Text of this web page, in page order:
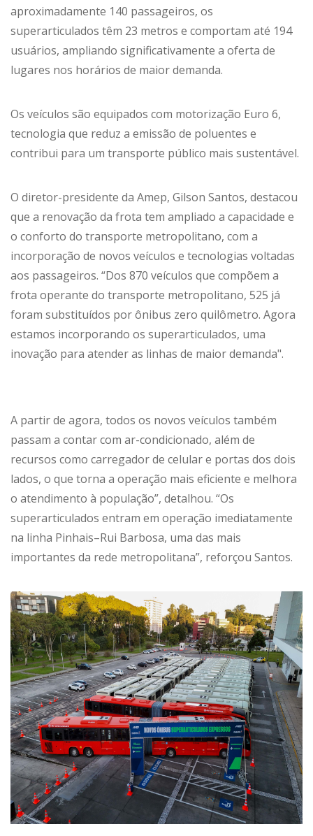
aproximadamente 140 passageiros, os
superarticulados têm 23 metros e comportam até 194
usuários, ampliando significativamente a oferta de
lugares nos horários de maior demanda.
Os veículos são equipados com motorização Euro 6,
tecnologia que reduz a emissão de poluentes e
contribui para um transporte público mais sustentável.
O diretor-presidente da Amep, Gilson Santos, destacou
que a renovação da frota tem ampliado a capacidade e
o conforto do transporte metropolitano, com a
incorporação de novos veículos e tecnologias voltadas
aos passageiros. “Dos 870 veículos que compõem a
frota operante do transporte metropolitano, 525 já
foram substituídos por ônibus zero quilômetro. Agora
estamos incorporando os superarticulados, uma
inovação para atender as linhas de maior demanda".
A partir de agora, todos os novos veículos também
passam a contar com ar-condicionado, além de
recursos como carregador de celular e portas dos dois
lados, o que torna a operação mais eficiente e melhora
o atendimento à população”, detalhou. “Os
superarticulados entram em operação imediatamente
na linha Pinhais–Rui Barbosa, uma das mais
importantes da rede metropolitana”, reforçou Santos.